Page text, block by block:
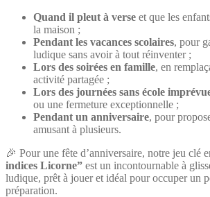
Quand il pleut à verse et que les
la maison ;
Pendant les vacances scolaires, pour
ludique sans avoir à tout réinventer ;
Lors des soirées en famille, en
activité partagée ;
Lors des journées sans école
ou une fermeture exceptionnelle ;
Pendant un anniversaire, pour
amusant à plusieurs.
🎉 Pour une fête d’anniversaire, notre jeu clé
indices Licorne” est un incontournable à
ludique, prêt à jouer et idéal pour occuper un
préparation.